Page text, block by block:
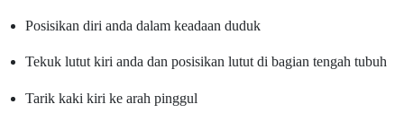
Posisikan diri anda dalam keadaan duduk
Tekuk lutut kiri anda dan posisikan lutut di bagian tengah tubuh
Tarik kaki kiri ke arah pinggul